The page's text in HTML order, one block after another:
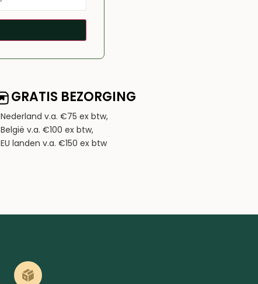
GRATIS BEZORGING
Nederland v.a. €75 ex btw,
België v.a. €100 ex btw,
EU landen v.a. €150 ex btw